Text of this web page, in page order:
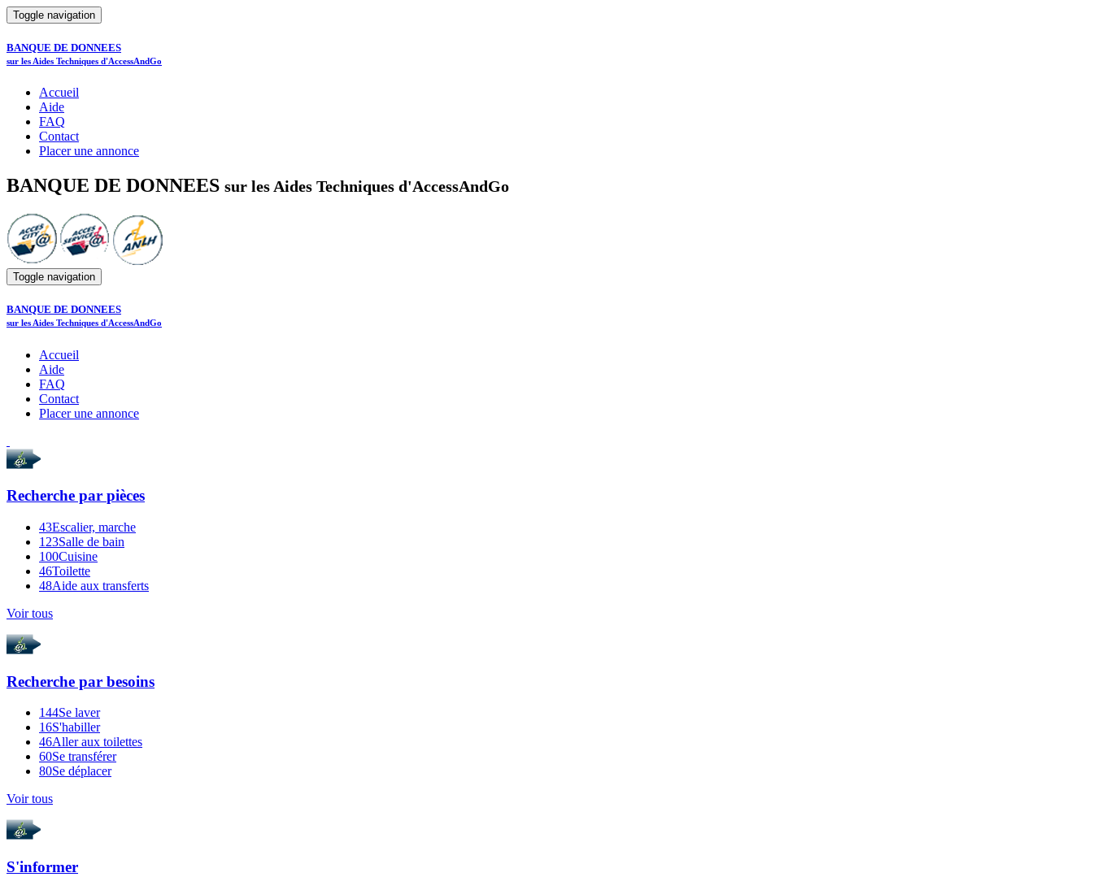
Toggle navigation
BANQUE DE DONNEES
sur les Aides Techniques d'AccessAndGo
Accueil
Aide
FAQ
Contact
Placer une annonce
BANQUE DE DONNEES sur les Aides Techniques d'AccessAndGo
Toggle navigation
BANQUE DE DONNEES
sur les Aides Techniques d'AccessAndGo
Accueil
Aide
FAQ
Contact
Placer une annonce
Recherche par pièces
43Escalier, marche
123Salle de bain
100Cuisine
46Toilette
48Aide aux transferts
Voir tous
Recherche par besoins
144Se laver
16S'habiller
46Aller aux toilettes
60Se transférer
80Se déplacer
Voir tous
S'informer